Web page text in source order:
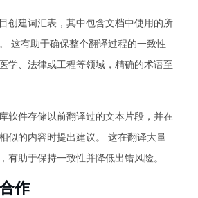
创建词汇表，其中包含文档中使用的所
这有助于确保整个翻译过程的一致性
学、法律或工程等领域，精确的术语至
软件存储以前翻译过的文本片段，并在
似的内容时提出建议。 这在翻译大量
有助于保持一致性并降低出错风险。
作